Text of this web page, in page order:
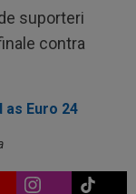
suporteri
contra